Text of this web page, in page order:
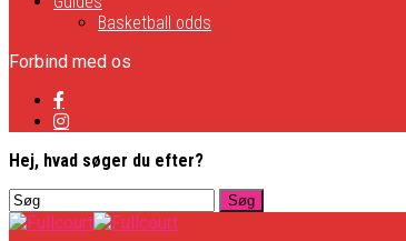
Basketball odds
Forbind med os
Hej, hvad søger du efter?